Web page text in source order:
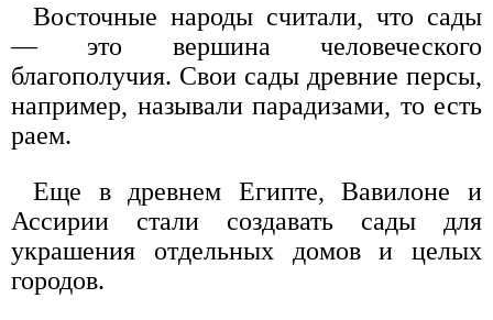
Восточные народы считали, что сады
— это вершина человеческого
благополучия. Свои сады древние персы,
например, называли парадизами, то есть
раем.
Еще в древнем Египте, Вавилоне и
Ассирии стали создавать сады для
украшения отдельных домов и целых
городов.